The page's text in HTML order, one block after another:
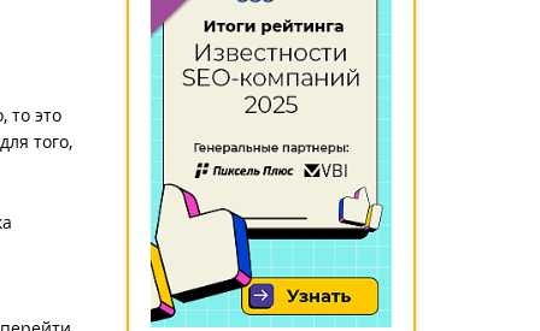
то это
того,